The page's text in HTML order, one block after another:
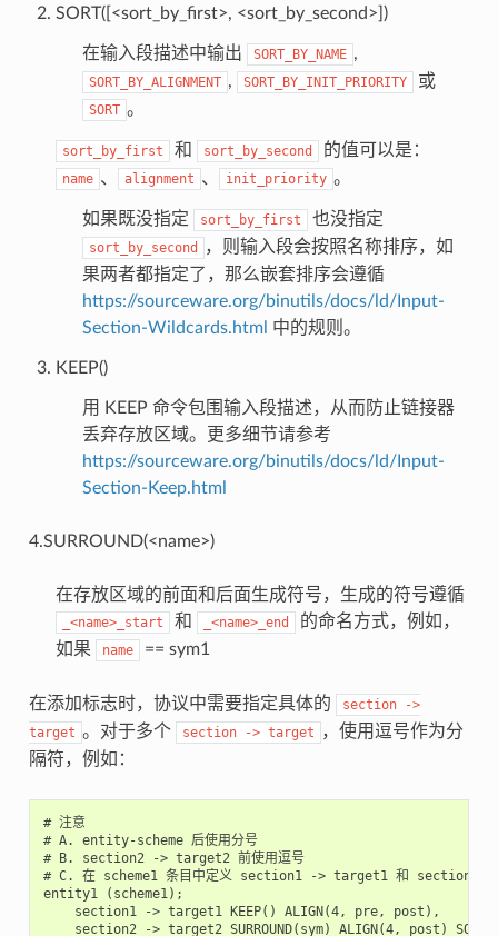
SORT([<sort_by_first>, <sort_by_second>])
在输入段描述中输出 SORT_BY_NAME ,
SORT_BY_ALIGNMENT , SORT_BY_INIT_PRIORITY 或
SORT 。
sort_by_first 和 sort_by_second 的值可以是：
name 、 alignment 、 init_priority 。
如果既没指定 sort_by_first 也没指定
sort_by_second
，则输入段会按照名称排序，如
果两者都指定了，那么嵌套排序会遵循
https://sourceware.org/binutils/docs/ld/Input-
Section-Wildcards.html 中的规则。
KEEP()
用 KEEP 命令包围输入段描述，从而防止链接器
丢弃存放区域。更多细节请参考
https://sourceware.org/binutils/docs/ld/Input-
Section-Keep.html
4.SURROUND(<name>)
在存放区域的前面和后面生成符号，生成的符号遵循
_<name>_start 和 _<name>_end
的命名方式，例如，
如果
name == sym1
在添加标志时，协议中需要指定具体的 section
->
target 。对于多个 section -> target
，使用逗号作为分
隔符，例如：
# 注意
# A. entity-scheme 后使用分号
# B. section2 -> target2 前使用逗号
# C. 在 scheme1 条目中定义 section1 -> target1 和 section2
entity1 (scheme1);
    section1 -> target1 KEEP() ALIGN(4, pre, post),